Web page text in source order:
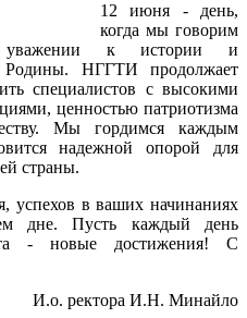
12 июня - день,
когда мы говорим
уважении к истории и
Родины. НГГТИ продолжает
специалистов с высокими
ценностью патриотизма
Мы гордимся каждым
надежной опорой для
страны.
успехов в ваших начинаниях
дне. Пусть каждый день
- новые достижения! С
И.о. ректора И.Н. Минайло